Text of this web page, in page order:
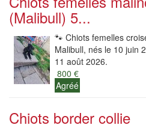
(Malibull) 5...
🐾 Chiots femelles
Malibull, nés le 10 juin
11 août 2026.
800 €
Agréé
Chiots border collie